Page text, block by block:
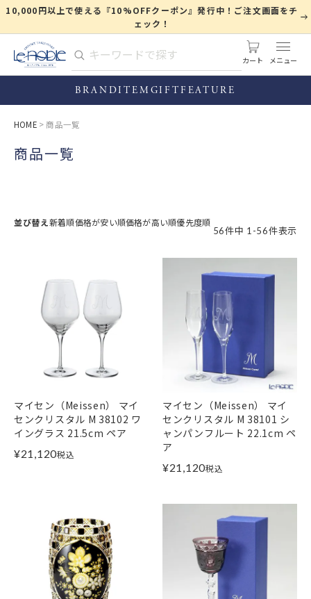
10,000円以上で使える『10%OFFクーポン』発行中！ご注文画面をチ
ェック！
カート
BRANDITEM GIFTFEATURE
HOME 商品一覧
商品一覧
並び替え 新着順価格が安い順価格が高い順優先度順
56件中 1 -56件表示
マイセン（Meissen） マイ
センクリスタル M 38102 ワ
イングラス 21.5cm ペア
¥21,120税込
マイセン（Meissen） マイ
センクリスタル M 38101 シ
ャンパンフルート 22.1cm ペ
ア
¥21,120税込